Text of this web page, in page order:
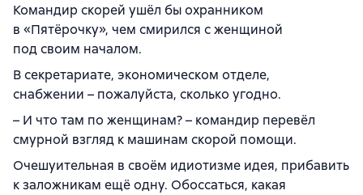
Командир скорей ушёл бы охранником
в «Пятёрочку», чем смирился с женщиной
под своим началом.
В секретариате, экономическом отделе,
снабжении – пожалуйста, сколько угодно.
– И что там по женщинам? – командир перевёл
смурной взгляд к машинам скорой помощи.
Очешуительная в своём идиотизме идея, прибавить
к заложникам ещё одну. Обоссаться, какая